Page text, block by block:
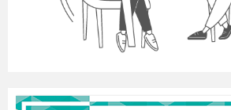
функція».
-Опрацювати п. 15.